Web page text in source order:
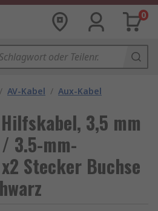
0
/ AV-Kabel / Aux-Kabel
3,5 mm
3.5-mm-
Stecker Buchse